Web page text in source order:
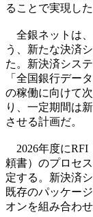
ることで実現した
全銀ネットは、
う、新たな決済
た。新決済シス
「全国銀行デー
の稼働に向けて
り、一定期間は
させる計画だ。
2026年度にRFI
頼書）のプロセ
定する。新決済
既存のパッケー
オンを組み合わ